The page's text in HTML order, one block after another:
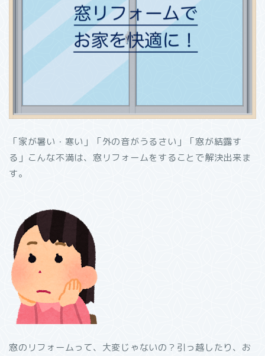
「家が暑い・寒い」「外の音がうるさい」「窓が結露す
る」こんな不満は、窓リフォームをすることで解決出来ま
す。
窓のリフォームって、大変じゃないの？引っ越したり、お